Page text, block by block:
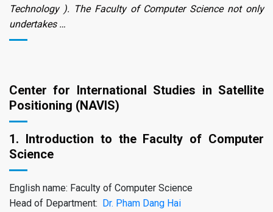
Technology ). The Faculty of Computer Science not only
undertakes …
Center for International Studies in Satellite
Positioning (NAVIS)
1. Introduction to the Faculty of Computer
Science
English name: Faculty of Computer Science
Head of Department: Dr. Pham Dang Hai